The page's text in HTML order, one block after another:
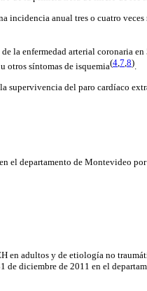
incidencia anual tres o cuatro veces
la enfermedad arterial coronaria en
otros síntomas de isquemia(4,7,8).
supervivencia del paro cardíaco
el departamento de Montevideo
en adultos y de etiología no
diciembre de 2011 en el